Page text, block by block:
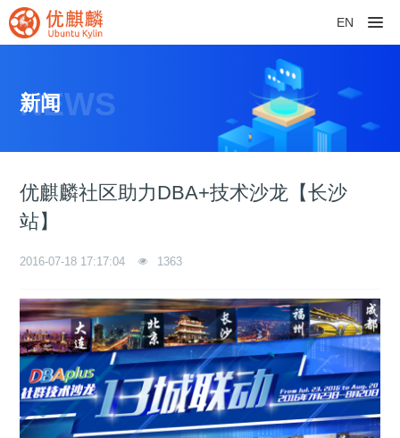
EN
NEWS
新闻
优麒麟社区助力DBA+技术沙龙【长沙
站】
2016-07-18 17:17:04 1363